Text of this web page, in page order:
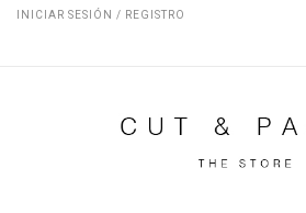
INICIAR SESIÓN / REGISTRO